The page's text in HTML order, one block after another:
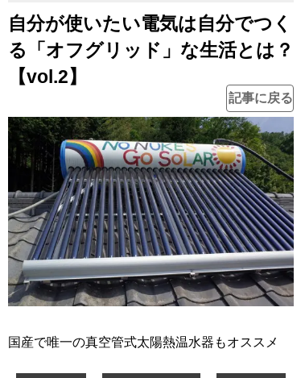
自分が使いたい電気は自分でつく
る「オフグリッド」な生活とは？
【vol.2】
記事に戻る
国産で唯一の真空管式太陽熱温水器もオススメ